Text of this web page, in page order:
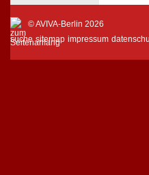
© AVIVA-Berlin 2026
suche sitemap impressum